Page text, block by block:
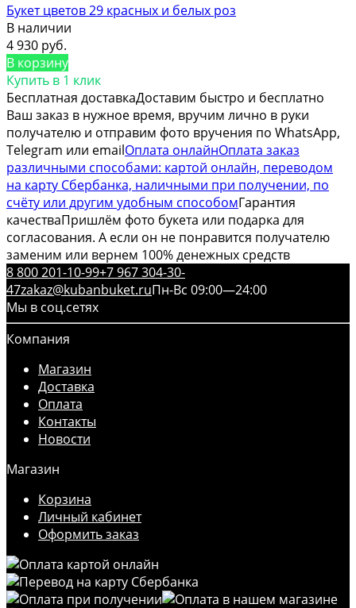
Букет цветов 29 красных и белых роз
В наличии
4 930 руб.
В корзину
Купить в 1 клик
Бесплатная доставкаДоставим быстро и бесплатно
Ваш заказ в нужное время, вручим лично в руки
получателю и отправим фото вручения по WhatsApp,
Telegram или emailОплата онлайнОплата заказ
различными способами: картой онлайн, переводом
на карту Сбербанка, наличными при получении, по
счёту или другим удобным способомГарантия
качестваПришлём фото букета или подарка для
согласования. А если он не понравится получателю
заменим или вернем 100% денежных средств
8 800 201-10-99+7 967 304-30-
47zakaz@kubanbuket.ruПн-Вс 09:00—24:00
Мы в соц.сетях
Компания
Магазин
Доставка
Оплата
Контакты
Новости
Магазин
Корзина
Личный кабинет
Оформить заказ